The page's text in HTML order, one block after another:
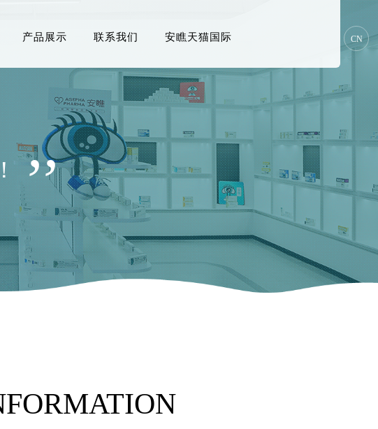
,,
产品展示 联系我们 安瞧天猫国际 CN